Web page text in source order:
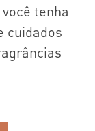
tenha
cuidados